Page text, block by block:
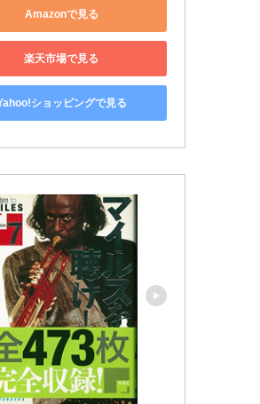
Amazonで見る
楽天市場で見る
ショッピングで見る